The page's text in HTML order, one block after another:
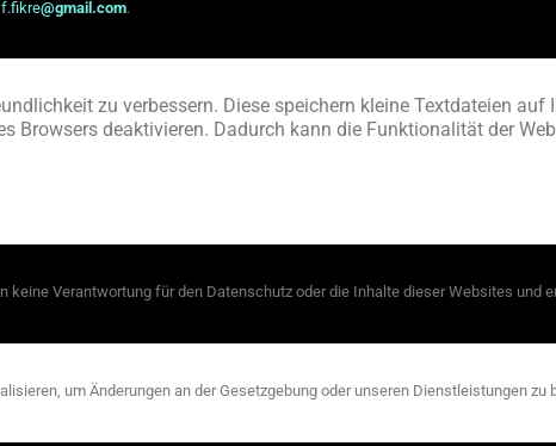
f.fikre@gmail.com.
zu verbessern. Diese speichern kleine Textdateien
Browsers deaktivieren. Dadurch kann die Funktionalität der
keine Verantwortung für den Datenschutz oder die Inhalte dieser Websites und
um Änderungen an der Gesetzgebung oder unseren Dienstleistungen